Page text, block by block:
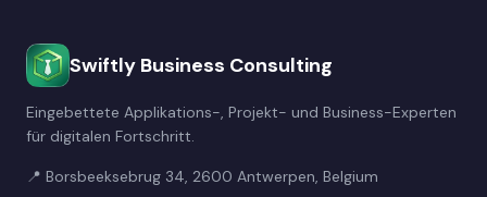
Swiftly Business Consulting
Eingebettete Applikations-, Projekt- und Business-Experten
für digitalen Fortschritt.
📍 Borsbeeksebrug 34, 2600 Antwerpen, Belgium